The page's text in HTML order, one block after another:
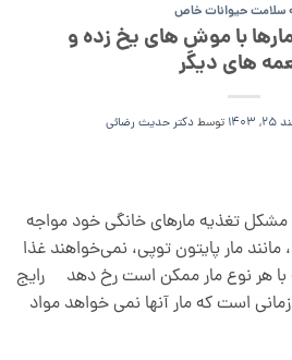
سلامت حیوانات خاص
با موش های یخ زده و
های دیگر
1403 توسطدکتر حدیث رضائی
مشکل تغذیه مارهای خانگی خود مواجه
مانند مار پایتون توپی، نمی‌خواهند غذا
با هر نوع مار ممکن است رخ دهد رایج
است که مار آنها نمی خواهد مواد